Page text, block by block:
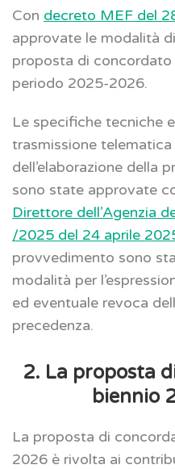
Con decreto MEF del
approvate le modalità
proposta di
periodo 2025-2026.
Le specifiche tecniche
trasmissione
dell’elaborazione della
sono state approvate
Direttore dell’Agenzia
/2025 del 24 aprile
provvedimento sono
modalità per
ed eventuale revoca
precedenza.
2. La proposta
biennio
La proposta di
2026 è rivolta ai